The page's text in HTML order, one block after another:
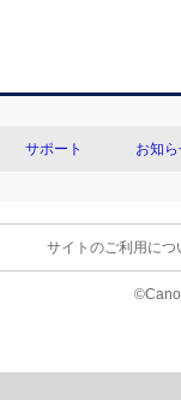
サポート お知
サイトのご利用につ